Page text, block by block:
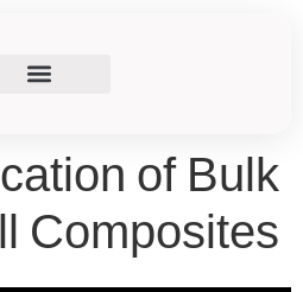
of Bulk
Composites